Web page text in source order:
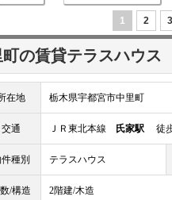
1 2 3
の賃貸テラスハウス
在地 栃木県宇都宮市中里町
交通 ＪＲ東北本線 氏家駅 徒
種別 テラスハウス
/構造 2階建/木造